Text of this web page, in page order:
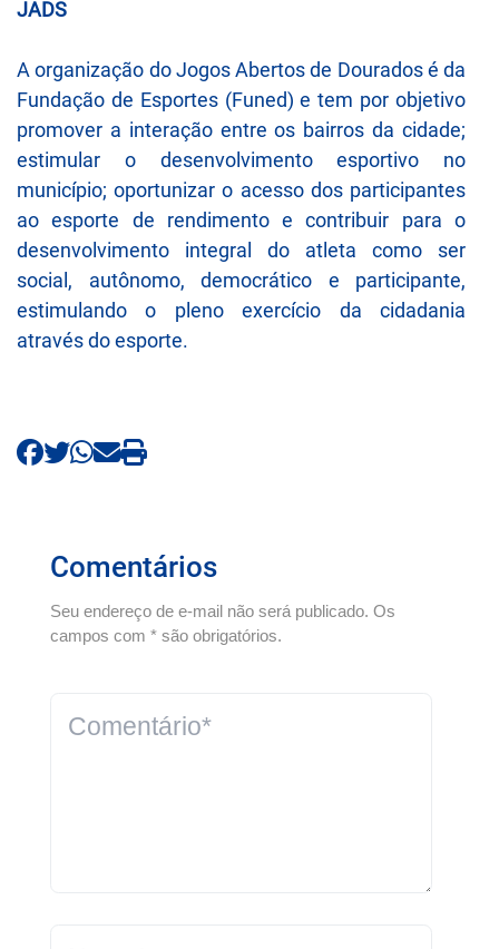
JADS
A organização do Jogos Abertos de Dourados é da
Fundação de Esportes (Funed) e tem por objetivo
promover a interação entre os bairros da cidade;
estimular o desenvolvimento esportivo no
município; oportunizar o acesso dos participantes
ao esporte de rendimento e contribuir para o
desenvolvimento integral do atleta como ser
social, autônomo, democrático e participante,
estimulando o pleno exercício da cidadania
através do esporte.
Comentários
Seu endereço de e-mail não será publicado. Os
campos com * são obrigatórios.